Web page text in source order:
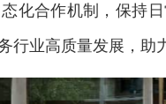
合作机制，保持日
行业高质量发展，助